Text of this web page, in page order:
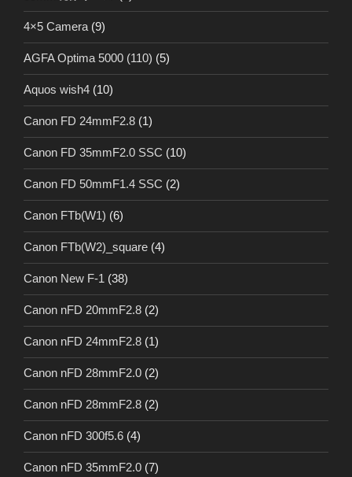
4×5 Camera (9)
AGFA Optima 5000 (110) (5)
Aquos wish4 (10)
Canon FD 24mmF2.8 (1)
Canon FD 35mmF2.0 SSC (10)
Canon FD 50mmF1.4 SSC (2)
Canon FTb(W1) (6)
Canon FTb(W2)_square (4)
Canon New F-1 (38)
Canon nFD 20mmF2.8 (2)
Canon nFD 24mmF2.8 (1)
Canon nFD 28mmF2.0 (2)
Canon nFD 28mmF2.8 (2)
Canon nFD 300f5.6 (4)
Canon nFD 35mmF2.0 (7)